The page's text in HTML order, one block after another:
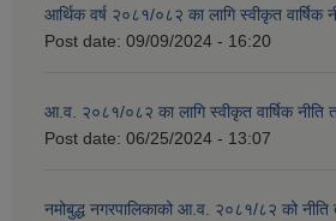
आर्थिक वर्ष २०८१/०८२ का लागि स्वीकृत वार्षिक
Post date: 09/09/2024 - 16:20
आ.व. २०८१/०८२ का लागि स्वीकृत वार्षिक नीति
Post date: 06/25/2024 - 13:07
नमोबुद्ध नगरपालिकाको आ‍.व. २०८१/८२ को